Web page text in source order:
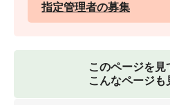
指定管理者の募集
このページを見
こんなページも